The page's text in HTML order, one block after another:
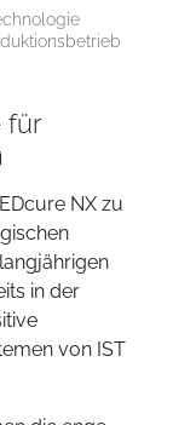
für
NX zu
in der
von IST